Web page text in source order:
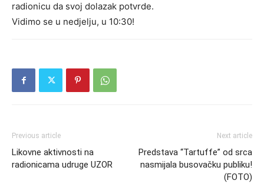
radionicu da svoj dolazak potvrde.
Vidimo se u nedjelju, u 10:30!
Previous article
Likovne aktivnosti na
radionicama udruge UZOR
Next article
Predstava “Tartuffe” od srca
nasmijala busovačku publiku!
(FOTO)